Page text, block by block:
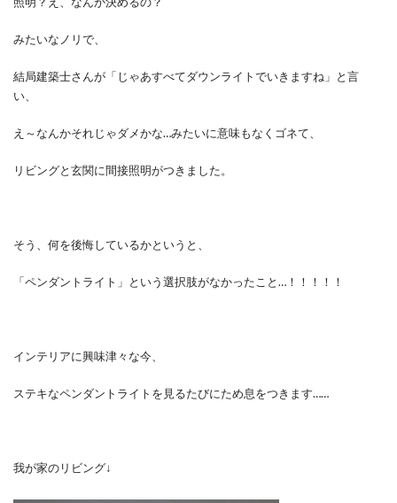
みたいなノリで、
結局建築士さんが「じゃあすべてダウンライトでいきますね」と言
い、
え～なんかそれじゃダメかな…みたいに意味もなくゴネて、
リビングと玄関に間接照明がつきました。
そう、何を後悔しているかというと、
「ペンダントライト」という選択肢がなかったこと…！！！！！
インテリアに興味津々な今、
ステキなペンダントライトを見るたびにため息をつきます……
我が家のリビング↓